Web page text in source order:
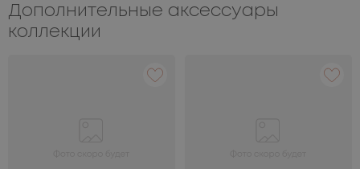
Дополнительные аксессуары
коллекции